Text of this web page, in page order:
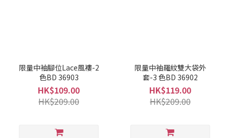
限量中袖腳位Lace風褸-2
色BD 36903
HK$109.00
HK$209.00
限量中袖羅紋雙大袋外
套-3 色BD 36902
HK$119.00
HK$209.00